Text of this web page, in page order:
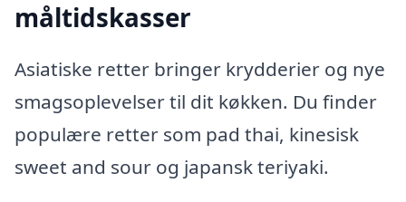
måltidskasser
Asiatiske retter bringer krydderier og nye
smagsoplevelser til dit køkken. Du finder
populære retter som pad thai, kinesisk
sweet and sour og japansk teriyaki.